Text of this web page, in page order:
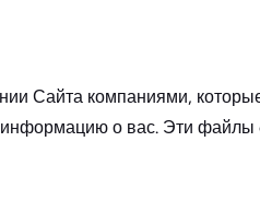
Сайта компаниями,
о вас. Эти